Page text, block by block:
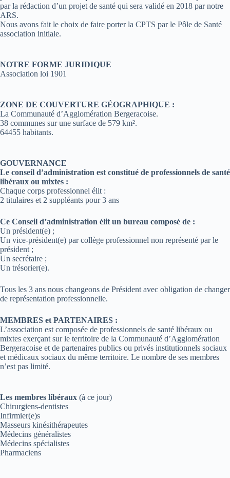
par la rédaction d’un projet de santé qui sera validé en 2018 par notre
ARS.
Nous avons fait le choix de faire porter la CPTS par le Pôle de Santé
association initiale.
NOTRE FORME JURIDIQUE
Association loi 1901
ZONE DE COUVERTURE GÉOGRAPHIQUE :
La Communauté d’Agglomération Bergeracoise.
38 communes sur une surface de 579 km².
64455 habitants.
GOUVERNANCE
Le conseil d’administration est constitué de professionnels de santé
libéraux ou mixtes :
Chaque corps professionnel élit :
2 titulaires et 2 suppléants pour 3 ans
Ce Conseil d’administration élit un bureau composé de :
Un président(e) ;
Un vice-président(e) par collège professionnel non représenté par le
président ;
Un secrétaire ;
Un trésorier(e).
Tous les 3 ans nous changeons de Président avec obligation de changer
de représentation professionnelle.
MEMBRES et PARTENAIRES :
L’association est composée de professionnels de santé libéraux ou
mixtes exerçant sur le territoire de la Communauté d’Agglomération
Bergeracoise et de partenaires publics ou privés institutionnels sociaux
et médicaux sociaux du même territoire. Le nombre de ses membres
n’est pas limité.
Les membres libéraux (à ce jour)
Chirurgiens-dentistes
Infirmier(e)s
Masseurs kinésithérapeutes
Médecins généralistes
Médecins spécialistes
Pharmaciens